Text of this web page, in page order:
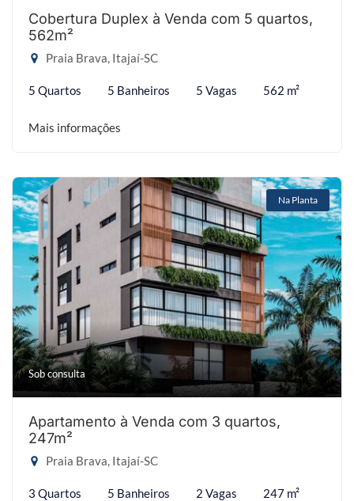
Cobertura Duplex à Venda com 5 quartos,
562m²
Praia Brava, Itajaí-SC
5 Quartos 5 Banheiros 5 Vagas 562 m²
Mais informações
Na Planta
Sob consulta
Apartamento à Venda com 3 quartos,
247m²
Praia Brava, Itajaí-SC
3 Quartos 5 Banheiros 2 Vagas 247 m²